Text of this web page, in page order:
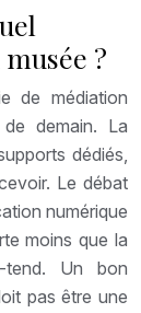
?
de médiation
demain. La
dédiés,
Le débat
numérique
moins que la
Un bon
pas être une